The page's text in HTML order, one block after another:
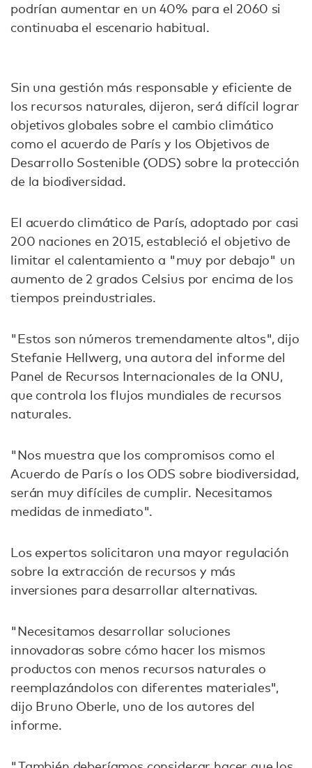
podrían aumentar en un 40% para el 2060 si
continuaba el escenario habitual.
Sin una gestión más responsable y eficiente de
los recursos naturales, dijeron, será difícil lograr
objetivos globales sobre el cambio climático
como el acuerdo de París y los Objetivos de
Desarrollo Sostenible (ODS) sobre la protección
de la biodiversidad.
El acuerdo climático de París, adoptado por casi
200 naciones en 2015, estableció el objetivo de
limitar el calentamiento a "muy por debajo" un
aumento de 2 grados Celsius por encima de los
tiempos preindustriales.
"Estos son números tremendamente altos", dijo
Stefanie Hellwerg, una autora del informe del
Panel de Recursos Internacionales de la ONU,
que controla los flujos mundiales de recursos
naturales.
"Nos muestra que los compromisos como el
Acuerdo de París o los ODS sobre biodiversidad,
serán muy difíciles de cumplir. Necesitamos
medidas de inmediato".
Los expertos solicitaron una mayor regulación
sobre la extracción de recursos y más
inversiones para desarrollar alternativas.
"Necesitamos desarrollar soluciones
innovadoras sobre cómo hacer los mismos
productos con menos recursos naturales o
reemplazándolos con diferentes materiales",
dijo Bruno Oberle, uno de los autores del
informe.